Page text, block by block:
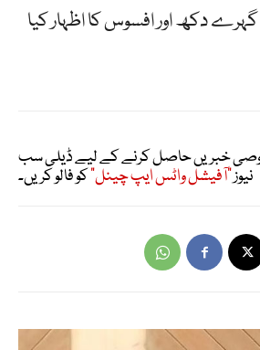
دکھ اور افسوس کا اظہار کیا
خبریں حاصل کرنے کے لیے ڈیلی سب
نیوز"آفیشل واٹس ایپ چینل"کو فالو کریں۔